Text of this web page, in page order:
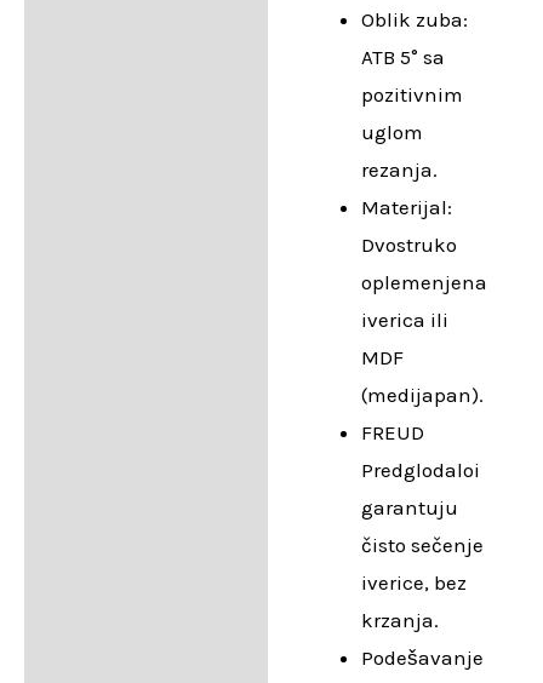
Oblik zuba:
ATB 5° sa
pozitivnim
uglom
rezanja.
Materijal:
Dvostruko
oplemenjena
iverica ili
MDF
(medijapan).
FREUD
Predglodaloi
garantuju
čisto sečenje
iverice, bez
krzanja.
Podešavanje